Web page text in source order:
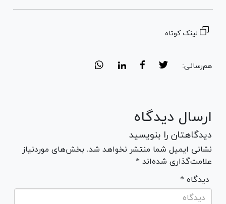
لینک کوتاه
هم‌رسانی:
ارسال دیدگاه
دیدگاهتان را بنویسید
نشانی ایمیل شما منتشر نخواهد شد. بخش‌های موردنیاز
علامت‌گذاری شده‌اند *
* دیدگاه